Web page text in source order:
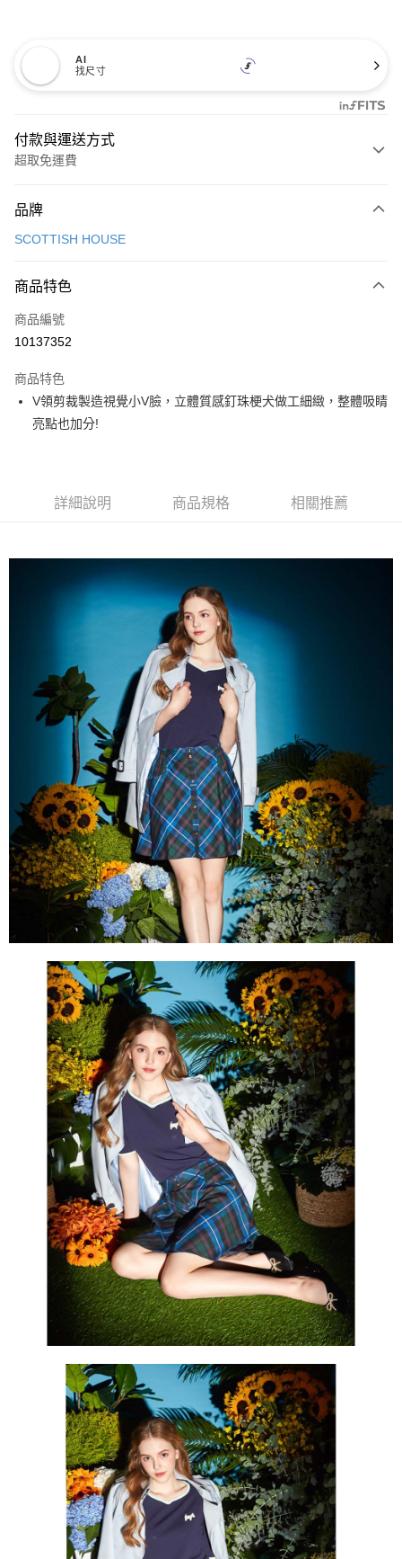
AI
找尺寸
付款與運送方式
超取免運費
信用卡一次付款
LINE Pay
Apple Pay
悠遊付
大哥付你分期
2.付款方式選擇「大哥付你分期」，訂單成立後會自動跳轉到大哥付的交易
流程，驗證手機門號後，選擇欲分期的期數、繳款截止日，確認付款後即完
4.訂單成立30分鐘內，如未前往確認交易或遇審核未通過，訂單將自動取
消。如遇「轉專審核」未通過狀況，表示未達大哥付你分期系統評分，恕無
法說明評估內容。
【繳款方式說明】
1.分期款項不併入電信帳單，「大哥付你分期」於每月結算日後寄送繳費提
2.透過簡訊連結打開帳單後，可選擇「超商條碼／台灣大直營門市／銀行轉
帳／街口支付／iPASS MONEY」等通路繳費。
【注意事項】
1.本服務係由「台灣大哥大股份有限公司」（以下簡稱本公司）所提供，讓
用戶於交易時，得透過本服務購買商品或服務，並由商店將買賣／分期付款
買賣價金債權讓與本公司後，依約使用本公司帳單繳交帳款。
2.基於同意付款使用「大哥付你分期」之契約關係目的，商店將以您的個人
資料（包含姓名、電話或地址）提供予台灣大哥大進項蒐集、處理及利用，
由本公司與您本人進行分期帳單所需資料之確認、核對及更正。
3.完整用戶服務條款，請詳閱以下連結：https://oppay.tw/userRule
相關說明
２．便利：只要手機號碼，簡訊認證，即可結帳。
３．安心：先確認商品／服務後，再付款。
【「AFTEE先享後付」結帳流程】
１．於結帳方式選擇「AFTEE先享後付」後，將跳轉至「AFTEE先享後付」
結帳頁面，進行簡訊認證並確認金額後，即可完成結帳。
２．訂單成立數日內，您將收到繳費通知簡訊。
３．收到繳費通知簡訊後14天內，點擊此簡訊中的連結，可透過四大超商／
ATM／網路銀行／等多元方式進行付款，方視為交易完成。
※ 請注意：結帳手續完成當下不需立刻繳費，但若您需要取消訂單，請聯絡
購買商品的店家。未經商家同意取消之訂單仍視為有效，需透過AFTEE先享
後付繳納相關費用。
※ 交易是否成功請以「AFTEE先享後付 」之結帳頁面顯示為準，若有關於
是否繳費成功／繳費後需取消欲退款等相關疑問，請聯繫「AFTEE先享後付
客戶支援中心」https://netprotections.freshdesk.com/support/home
【注意事項】
１．透過由恩沛科技股份有限公司提供之「AFTEE先享後付」服務完成之交
易，需依本服務之必要範圍內提供個人資料，並將交易相關給付款項請求債
權轉讓予恩沛科技股份有限公司。
２．關於個人資料處理事宜，請瀏覽以下網址：
https://aftee.tw/terms/#terms3
３．未成年的使用者請事先徵得法定代理人或監護人之同意方可使用
４．使用「AFTEE先享後付」時，將依據個別帳號之用戶狀況，依本公司即
時審查核予不同之上限額度；若仍有額度不足之情形，本公司將視審查結果
請求用戶進行身份認證。
５．嚴禁一人註冊多個帳號或使用他人資訊註冊。若發現惡意使用之情形，
恩沛科技股份有限公司將有權停止該用戶之使用額度並採取法律行動。
付款後全家取貨
免運費
萊爾富取貨付款
付款後萊爾富取貨
免運費
7-11取貨付款
免運費
付款後7-11取貨
免運費
離島宅配
免運費
品牌
SCOTTISH HOUSE
商品特色
商品編號
10137352
商品特色
V領剪裁製造視覺小V臉，立體質感釘珠梗犬做工細緻，整體吸睛
亮點也加分!
詳細說明 商品規格 相關推薦